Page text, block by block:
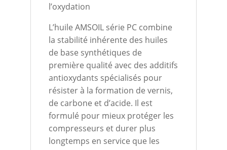
l’oxydation
L’huile AMSOIL série PC combine
la stabilité inhérente des huiles
de base synthétiques de
première qualité avec des additifs
antioxydants spécialisés pour
résister à la formation de vernis,
de carbone et d’acide. Il est
formulé pour mieux protéger les
compresseurs et durer plus
longtemps en service que les